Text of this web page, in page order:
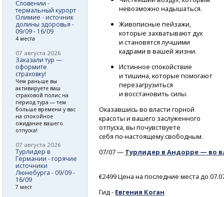
невозможно надышаться.
Живописные пейзажи,
которые захватывают дух
и становятся лучшими
кадрами в вашей жизни.
Истинное спокойствие
и тишина, которые помогают
перезагрузиться
и восстановить силы.
Оказавшись во власти горной
красоты и вашего заслуженного
отпуска, вы почувствуете
себяпо-настоящемусвободным.
07/07 — Турлидер в Андорре — во
€2499 Цена на последние места до
Гид - Евгения Коган
Словении -
термальный курорт
Олимие - источник
долины здоровья -
09/09 - 16/09
4 места
07 августа 2026
Заказали тур —
оформите
страховку!
Чем раньше вы
активируете ваш
страховой полис на
период тура — тем
больше времени у вас
на спокойное
ожидание вашего
отпуска!
07 августа 2026
Турлидер в
Германии - горячие
источники
Люнебурга - 09/09 -
16/09
7 мест